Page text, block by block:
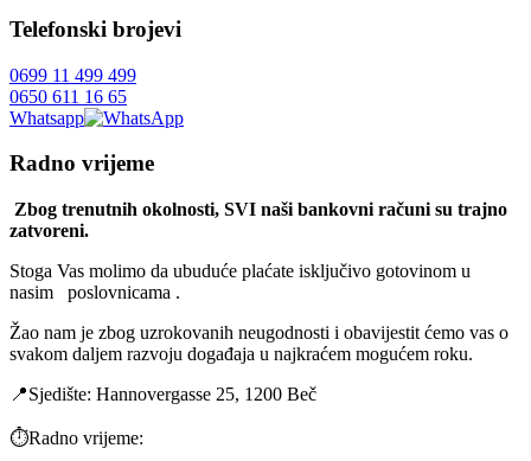
Telefonski brojevi
0699 11 499 499
0650 611 16 65
Whatsapp
Radno vrijeme
Zbog trenutnih okolnosti, SVI naši bankovni računi su trajno
zatvoreni.
Stoga Vas molimo da ubuduće plaćate isključivo gotovinom u
nasim poslovnicama .
Žao nam je zbog uzrokovanih neugodnosti i obavijestit ćemo vas o
svakom daljem razvoju događaja u najkraćem mogućem roku.
📍Sjedište: Hannovergasse 25, 1200 Beč
⏱️Radno vrijeme: